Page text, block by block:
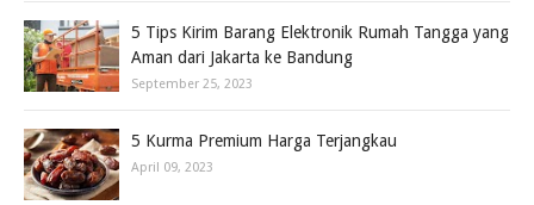
5 Tips Kirim Barang Elektronik Rumah Tangga yang
Aman dari Jakarta ke Bandung
September 25, 2023
5 Kurma Premium Harga Terjangkau
April 09, 2023